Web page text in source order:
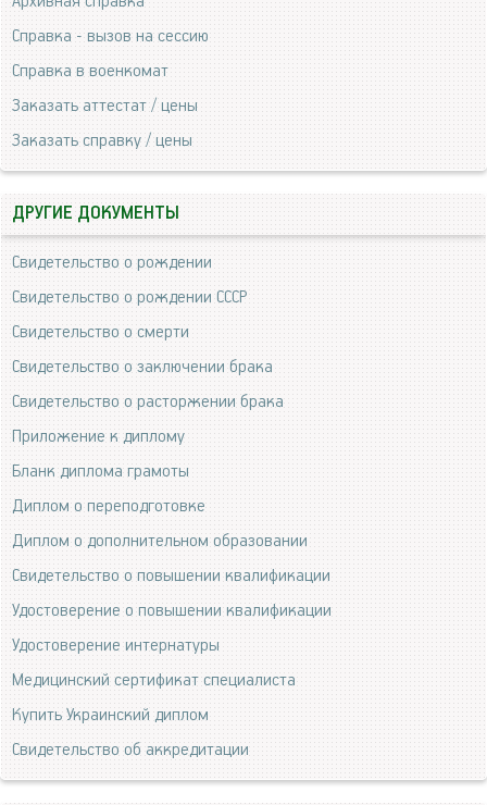
Справка - вызов на сессию
Справка в военкомат
Заказать аттестат / цены
Заказать справку / цены
ДРУГИЕ ДОКУМЕНТЫ
Свидетельство о рождении
Свидетельство о рождении СССР
Свидетельство о смерти
Свидетельство о заключении брака
Свидетельство о расторжении брака
Приложение к диплому
Бланк диплома грамоты
Диплом о переподготовке
Диплом о дополнительном образовании
Свидетельство о повышении квалификации
Удостоверение о повышении квалификации
Удостоверение интернатуры
Медицинский сертификат специалиста
Купить Украинский диплом
Свидетельство об аккредитации